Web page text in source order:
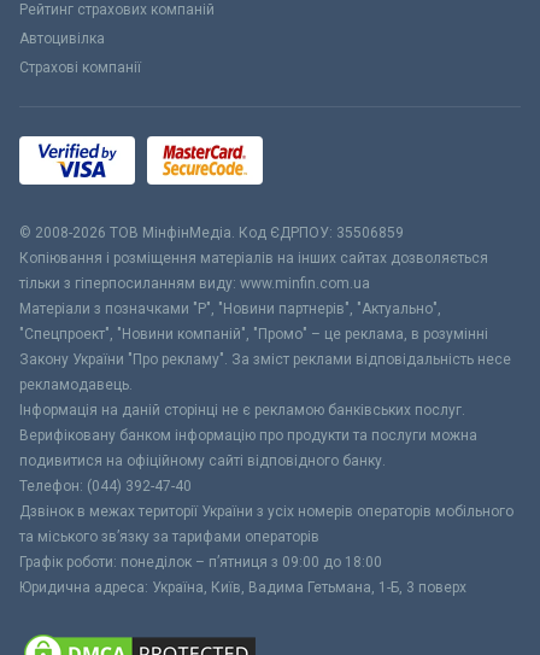
Рейтинг страхових компаній
Автоцивілка
Страхові компанії
© 2008-2026 ТОВ МiнфiнМедiа. Код ЄДРПОУ: 35506859
Копіювання і розміщення матеріалів на інших сайтах дозволяється
тільки з гіперпосиланням виду: www.minfin.com.ua
Матеріали з позначками "Р", "Новини партнерів", "Актуально",
"Спецпроект", "Новини компаній", "Промо" – це реклама, в розумінні
Закону України "Про рекламу". За зміст реклами відповідальність несе
рекламодавець.
Інформація на даній сторінці не є рекламою банківських послуг.
Верифіковану банком інформацію про продукти та послуги можна
подивитися на офіційному сайті відповідного банку.
Телефон: (044) 392-47-40
Дзвінок в межах території України з усіх номерів операторів мобільного
та міського зв’язку за тарифами операторів
Графік роботи: понеділок – п’ятниця з 09:00 до 18:00
Юридична адреса: Україна, Київ, Вадима Гетьмана, 1-Б, 3 поверх